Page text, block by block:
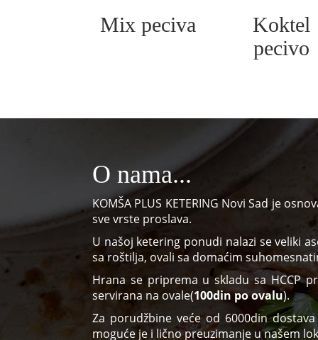
Mix peciva
Koktel
pecivo
O nama...
KOMŠA PLUS KETERING Novi Sad je
sve vrste proslava.
U našoj ketering ponudi nalazi se veliki
sa roštilja, ovali sa domaćim
Hrana se priprema u skladu sa HCCP
servirana na ovale(100din po ovalu).
Za porudžbine veće od 6000din
moguće je i lično preuzimanje u našem